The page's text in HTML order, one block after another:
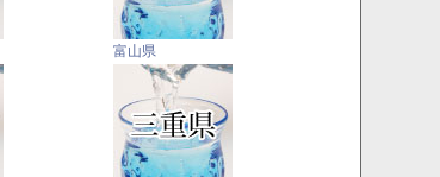
富山県